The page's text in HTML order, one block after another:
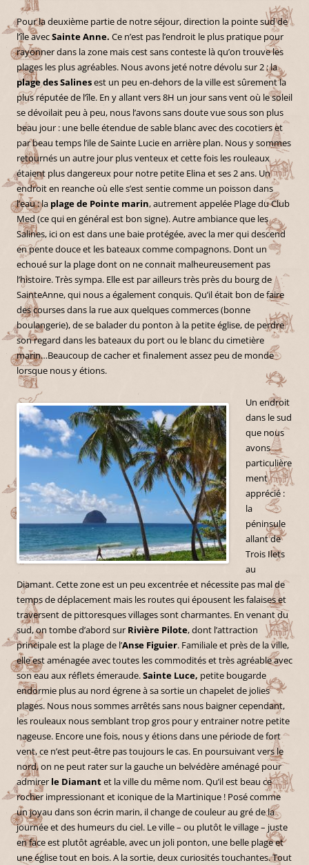
Pour la deuxième partie de notre séjour, direction la pointe sud de
l’île avecSainte Anne. Ce n’est pas l’endroit le plus pratique pour
rayonner dans la zone mais cest sans conteste là qu’on trouve les
plages les plus agréables. Nous avons jeté notre dévolu sur 2 : la
plage des Salinesest un peu en-dehors de la ville est sûrement la
plus réputée de l’île. En y allant vers 8H un jour sans vent où le soleil
se dévoilait peu à peu, nous l’avons sans doute vue sous son plus
beau jour : une belle étendue de sable blanc avec des cocotiers et
par beau temps l’ile de Sainte Lucie en arrière plan. Nous y sommes
retournés un autre jour plus venteux et cette fois les rouleaux
étaient plus dangereux pour notre petite Elina et ses 2 ans. Un
endroit en reanche où elle s’est sentie comme un poisson dans
l’eau : la plage de Pointe marin, autrement appelée Plage du Club
Med (ce qui en général est bon signe). Autre ambiance que les
Salines, ici on est dans une baie protégée, avec la mer qui descend
en pente douce et les bateaux comme compagnons. Dont un
echoué sur la plage dont on ne connait malheureusement pas
l’histoire. Très sympa. Elle est par ailleurs très près du bourg de
SainteAnne, qui nous a également conquis. Qu’il était bon de faire
des courses dans la rue aux quelques commerces (bonne
boulangerie), de se balader du ponton à la petite église, de perdre
son regard dans les bateaux du port ou le blanc du cimetière
marin…Beaucoup de cacher et finalement assez peu de monde
lorsque nous y étions.
Un endroit
dans le sud
que nous
avons
particulière
ment
apprécié :
la
péninsule
allant de
Trois Ilets
au
Diamant. Cette zone est un peu excentrée et nécessite pas mal de
temps de déplacement mais les routes qui épousent les falaises et
traversent de pittoresques villages sont charmantes. En venant du
sud, on tombe d’abord sur Rivière Pilote, dont l’attraction
principale est la plage de l’Anse Figuier. Familiale et près de la ville,
elle est aménagée avec toutes les commodités et très agréable avec
son eau aux réflets émeraude.Sainte Luce, petite bougarde
endormie plus au nord égrene à sa sortie un chapelet de jolies
plages. Nous nous sommes arrêtés sans nous baigner cependant,
les rouleaux nous semblant trop gros pour y entrainer notre petite
nageuse. Encore une fois, nous y étions dans une période de fort
vent, ce n’est peut-être pas toujours le cas. En poursuivant vers le
nord, on ne peut rater sur la gauche un belvédère aménagé pour
admirer le Diamantet la ville du même nom. Qu’il est beau ce
rocher impressionant et iconique de la Martinique ! Posé comme
un joyau dans son écrin marin, il change de couleur au gré de la
journée et des humeurs du ciel. Le ville – ou plutôt le village – juste
en face est plutôt agréable, avec un joli ponton, une belle plage et
une église tout en bois. A la sortie, deux curiosités touchantes. Tout